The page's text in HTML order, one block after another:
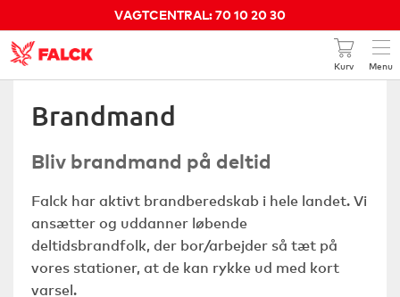
VAGTCENTRAL: 70 10 20 30
Kurv Menu
Kundeservice 70 10 20 31
SE KURVEN
GÅ TIL BESTILLING
Brandmand
Bliv brandmand på deltid
Falck har aktivt brandberedskab i hele landet. Vi
ansætter og uddanner løbende
deltidsbrandfolk, der bor/arbejder så tæt på
vores stationer, at de kan rykke ud med kort
varsel.